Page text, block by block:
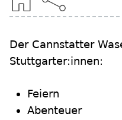
Der Cannstatter
Stuttgarter:innen:
Feiern
Abenteuer